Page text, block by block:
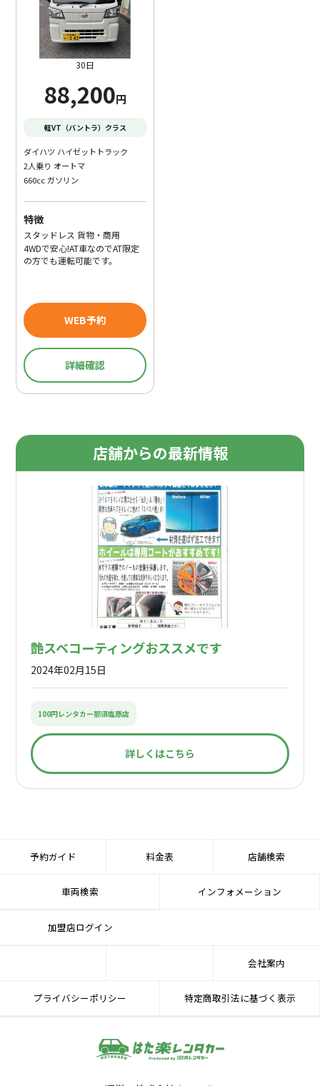
30日
88,200円
軽VT（バントラ）クラス
ダイハツ ハイゼットトラック
2人乗り オートマ
660cc ガソリン
特徴
スタッドレス 貨物・商用
4WDで安心!AT車なのでAT限定
の方でも運転可能です。
WEB予約
詳細確認
店舗からの最新情報
艶スベコーティングおススメです
2024年02月15日
100円レンタカー那須塩原店
詳しくはこちら
予約ガイド 料金表 店舗検索
車両検索 インフォメーション
加盟店ログイン
会社案内
プライバシーポリシー 特定商取引法に基づく表示